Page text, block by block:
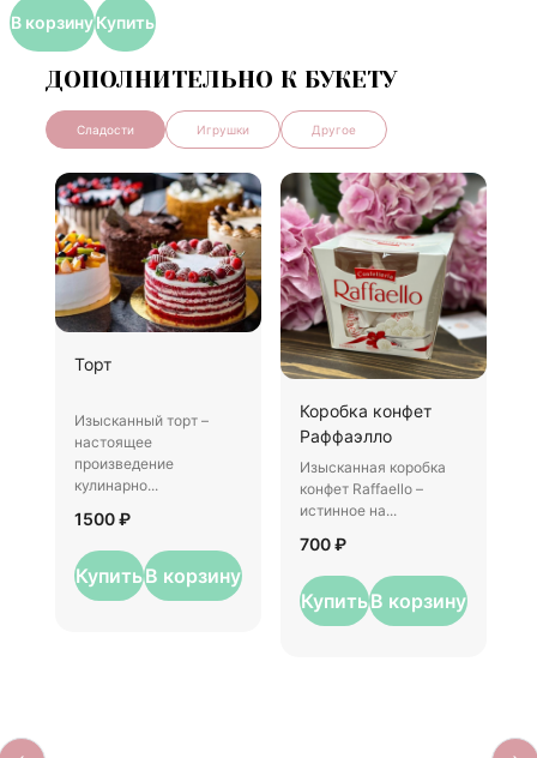
В корзинуКупить
ДОПОЛНИТЕЛЬНО К БУКЕТУ
Сладости Игрушки Другое
Торт
Изысканный торт –
настоящее
произведение
кулинарно...
1500 ₽
КупитьВ корзину
Коробка конфет
Раффаэлло
Изысканная коробка
конфет Raffaello –
истинное на...
700 ₽
КупитьВ корзину